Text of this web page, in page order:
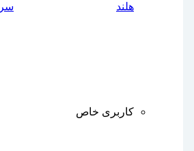
هلند
کاربری خاص